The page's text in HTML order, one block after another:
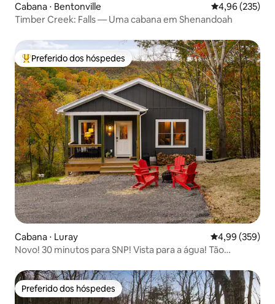
Cabana ⋅ Bentonville 4,96 de uma
4,96 (235)
Timber Creek: Falls — Uma cabana em Shenandoah
Entre os melhores preferidos dos hóspedes
Preferido dos hóspedes
Cabana ⋅ Luray 4,99 de uma
4,99 (359)
Novo! 30 minutos para SNP! Vista para a água! Tão
Preferido dos hóspedes
Preferido dos hóspedes